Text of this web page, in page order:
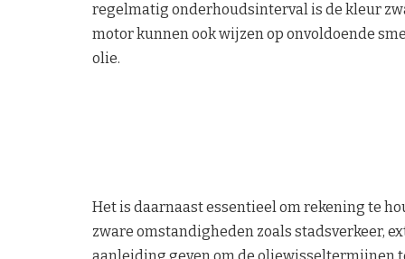
regelmatig onderhoudsinterval is de kleur
motor kunnen ook wijzen op onvoldoende
olie.
Het is daarnaast essentieel om rekening te
zware omstandigheden zoals stadsverkeer,